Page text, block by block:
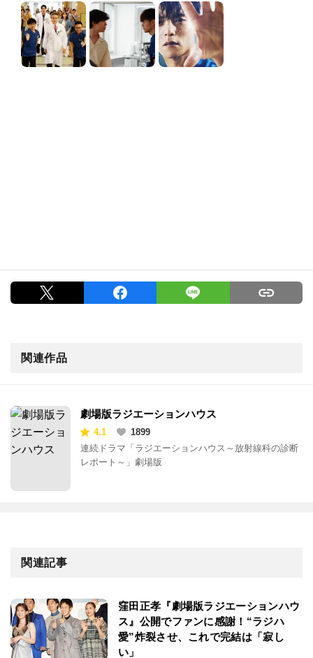
関連作品
劇場版ラジエーションハウス
4.1
1899
連続ドラマ「ラジエーションハウス～放射線科の診断
レポート～」劇場版
関連記事
窪田正孝『劇場版ラジエーションハウ
ス』公開でファンに感謝！“ラジハ
愛”炸裂させ、これで完結は「寂し
い」